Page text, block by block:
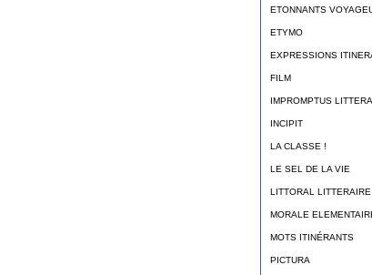
ETONNANTS
ETYMO
EXPRESSIONS
FILM
IMPROMPTUS
INCIPIT
LA CLASSE !
LE SEL DE LA VIE
LITTORAL LITTERAIRE
MORALE
MOTS ITINÉRANTS
PICTURA